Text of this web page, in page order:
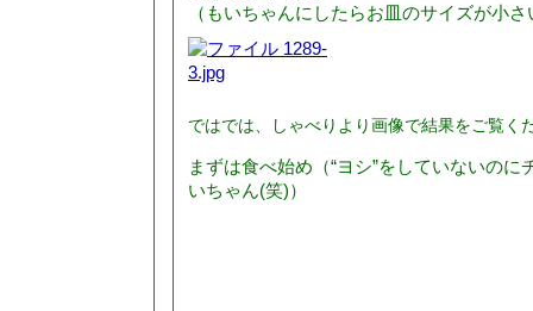
（もいちゃんにしたらお皿のサイズが小
ではでは、しゃべりより画像で結果をご覧く
まずは食べ始め（“ヨシ”をしていないのに
いちゃん(笑)）